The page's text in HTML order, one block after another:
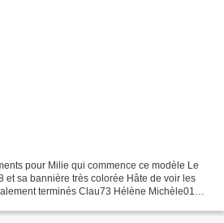
pour Milie qui commence ce modèle Le
et sa bannière très colorée Hâte de voir les
terminés Clau73 Hélène Michèle01